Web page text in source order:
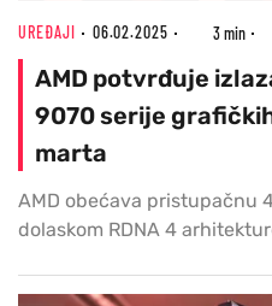
UREĐAJI 06.02.2025 3 min
AMD potvrđuje
9070 serije
marta
AMD obećava pristupačnu
dolaskom RDNA 4